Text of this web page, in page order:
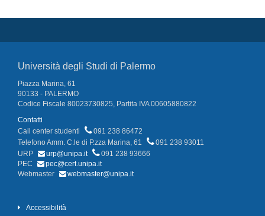
Università degli Studi di Palermo
Piazza Marina, 61
90133 - PALERMO
Codice Fiscale 80023730825, Partita IVA 00605880822
Contatti
Call center studenti
091 238 86472
Telefono Amm. C.le di P.zza Marina, 61
091 238 93011
URP
urp@unipa.it
091 238 93666
PEC
pec@cert.unipa.it
Webmaster
webmaster@unipa.it
Accessibilità